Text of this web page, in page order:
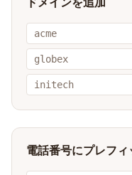
acme
globex
initech
電話番号にプレフ